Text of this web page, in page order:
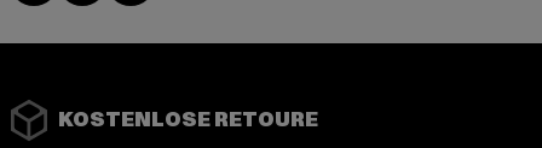
KOSTENLOSE RETOURE